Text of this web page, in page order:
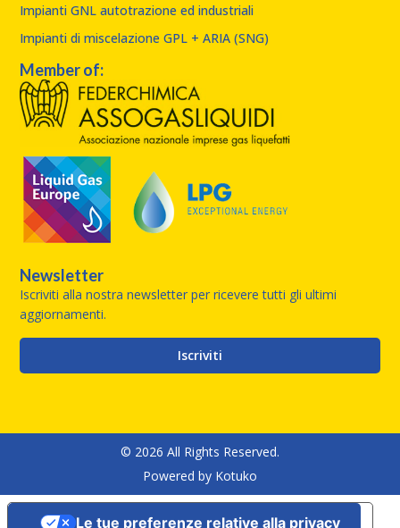
Impianti GNL autotrazione ed industriali
Impianti di miscelazione GPL + ARIA (SNG)
Member of:
Newsletter
Iscriviti alla nostra newsletter per ricevere tutti gli ultimi
aggiornamenti.
Iscriviti
© 2026 All Rights Reserved.
Powered by Kotuko
Le tue preferenze relative alla privacy